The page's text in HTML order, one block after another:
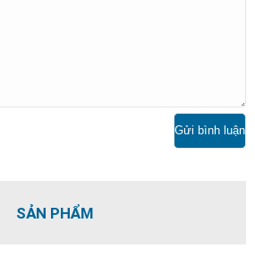
Gửi bình luận
SẢN PHẨM